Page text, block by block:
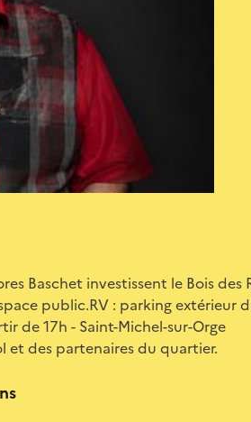
Baschet investissent le Bois
public.RV : parking extérieur
de 17h - Saint-Michel-sur-Orge
et des partenaires du quartier.